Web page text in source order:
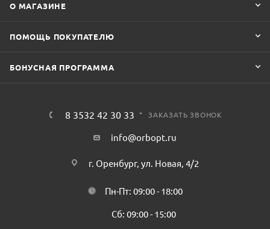
О МАГАЗИНЕ
ПОМОЩЬ ПОКУПАТЕЛЮ
БОНУСНАЯ ПРОГРАММА
8 3532 42 30 33 ЗАКАЗАТЬ ЗВОНОК
info@orbopt.ru
г. Оренбург, ул. Новая, 4/2
Пн-Пт: 09:00 - 18:00
Сб: 09:00 - 15:00